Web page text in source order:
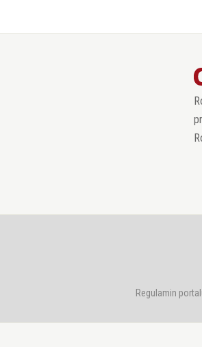
Regulamin